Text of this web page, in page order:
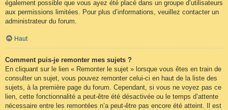
également possible que vous ayez été placé dans un groupe d’utilisateurs
aux permissions limitées. Pour plus d’informations, veuillez contacter un
administrateur du forum.
Haut
Comment puis-je remonter mes sujets ?
En cliquant sur le lien « Remonter le sujet » lorsque vous êtes en train de
consulter un sujet, vous pouvez remonter celui-ci en haut de la liste des
sujets, à la première page du forum. Cependant, si vous ne voyez pas ce
lien, cette fonctionnalité a peut-être été désactivée ou le temps d’attente
nécessaire entre les remontées n’a peut-être pas encore été atteint. Il est